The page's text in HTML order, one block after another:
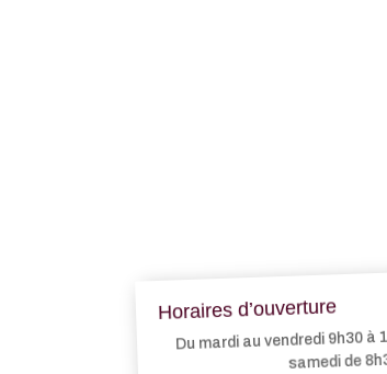
Horaires d’ouverture
Du mardi au vendredi 9h30 à
samedi de